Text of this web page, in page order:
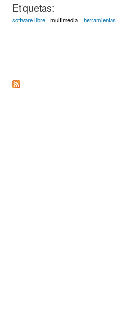
Etiquetas:
software libre multimedia herramientas